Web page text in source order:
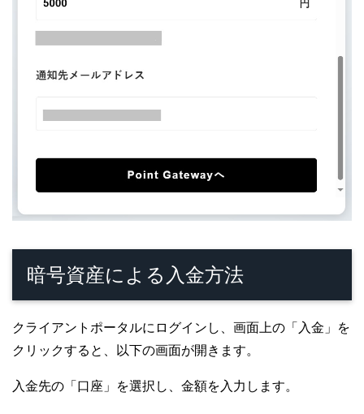
暗号資産による入金方法
クライアントポータルにログインし、画面上の「入金」を
クリックすると、以下の画面が開きます。
入金先の「口座」を選択し、金額を入力します。